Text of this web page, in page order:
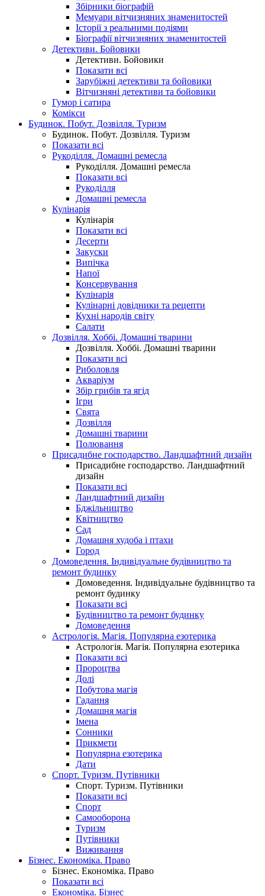
Збірники біографій
Мемуари вітчизняних знаменитостей
Історії з реальними подіями
Біографії вітчизняних знаменитостей
Детективи. Бойовики
Детективи. Бойовики
Показати всі
Зарубіжні детективи та бойовики
Вітчизняні детективи та бойовики
Гумор і сатира
Комікси
Будинок. Побут. Дозвілля. Туризм
Будинок. Побут. Дозвілля. Туризм
Показати всі
Рукоділля. Домашні ремесла
Рукоділля. Домашні ремесла
Показати всі
Рукоділля
Домашні ремесла
Кулінарія
Кулінарія
Показати всі
Десерти
Закуски
Випічка
Напої
Консервування
Кулінарія
Кулінарні довідники та рецепти
Кухні народів світу
Салати
Дозвілля. Хоббі. Домашні тварини
Дозвілля. Хоббі. Домашні тварини
Показати всі
Риболовля
Акваріум
Збір грибів та ягід
Ігри
Свята
Дозвілля
Домашні тварини
Полювання
Присадибне господарство. Ландшафтний дизайн
Присадибне господарство. Ландшафтний
дизайн
Показати всі
Ландшафтний дизайн
Бджільництво
Квітництво
Сад
Домашня худоба і птахи
Город
Домоведення. Індивідуальне будівництво та
ремонт будинку
Домоведення. Індивідуальне будівництво та
ремонт будинку
Показати всі
Будівництво та ремонт будинку
Домоведення
Астрологія. Магія. Популярна езотерика
Астрологія. Магія. Популярна езотерика
Показати всі
Пророцтва
Долі
Побутова магія
Гадання
Домашня магія
Імена
Сонники
Прикмети
Популярна езотерика
Дати
Спорт. Туризм. Путівники
Спорт. Туризм. Путівники
Показати всі
Спорт
Самооборона
Туризм
Путівники
Виживання
Бізнес. Економіка. Право
Бізнес. Економіка. Право
Показати всі
Економіка. Бізнес